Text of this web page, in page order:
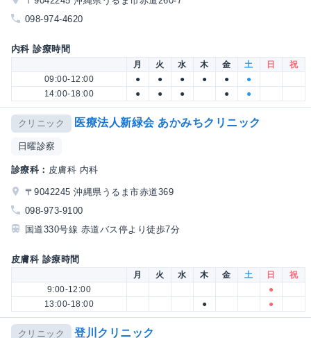
098-974-4620
内科 診療時間
月 火 水 木 金 土 日
祝
09:00-12:00
● ● ● ● ●
●
14:00-18:00
● ● ● ● ●
クリニック 医療法人新緑会 あかみちクリニック
日曜診察
診療科： 皮膚科 内科
〒9042245 沖縄県うるま市赤道369
098-973-9100
国道330号線 赤道バス停より徒歩7分
皮膚科 診療時間
月 火 水 木 金 土 日
祝
9:00-12:00
●
13:00-18:00
● ●
クリニック 登川クリニック